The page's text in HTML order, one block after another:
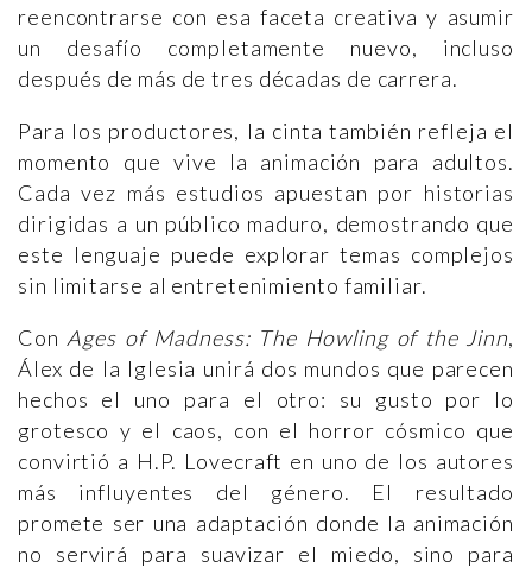
reencontrarse con esa faceta creativa y asumir
un desafío completamente nuevo, incluso
después de más de tres décadas de carrera.
Para los productores, la cinta también refleja el
momento que vive la animación para adultos.
Cada vez más estudios apuestan por historias
dirigidas a un público maduro, demostrando que
este lenguaje puede explorar temas complejos
sin limitarse al entretenimiento familiar.
Con Ages of Madness: The Howling of the Jinn,
Álex de la Iglesia unirá dos mundos que parecen
hechos el uno para el otro: su gusto por lo
grotesco y el caos, con el horror cósmico que
convirtió a H.P. Lovecraft en uno de los autores
más influyentes del género. El resultado
promete ser una adaptación donde la animación
no servirá para suavizar el miedo, sino para